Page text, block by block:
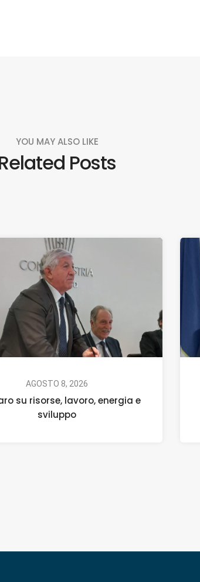
YOU MAY ALSO LIKE
Posts
AGOSTO 8, 2026
su risorse, lavoro, energia e
sviluppo